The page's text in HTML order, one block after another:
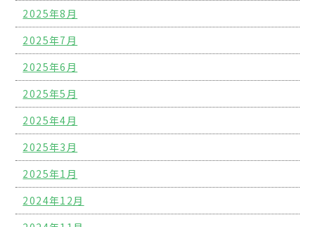
2025年8月
2025年7月
2025年6月
2025年5月
2025年4月
2025年3月
2025年1月
2024年12月